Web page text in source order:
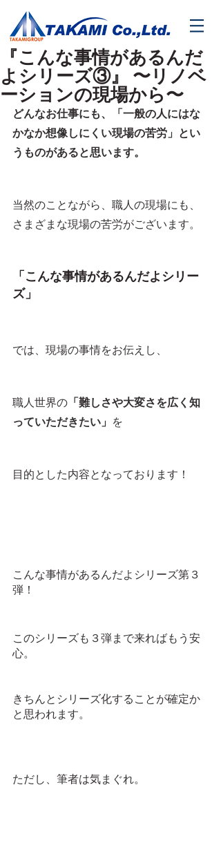
『こんな事情があるんだ
よシリーズ③』 〜リノベ
ーションの現場から〜
どんなお仕事にも、「一般の人にはな
かなか想像しにくい現場の苦労」とい
うものがあると思います。
当然のことながら、職人の現場にも、
さまざまな現場の苦労がございます。
「こんな事情があるんだよシリー
ズ」
では、現場の事情をお伝えし、
職人世界の 「難しさや大変さを広く知
っていただきたい」 を
目的とした内容となっております！
こんな事情があるんだよシリーズ第３
弾！
このシリーズも３弾まで来ればもう安
心。
きちんとシリーズ化することが確定か
と思われます。
ただし、筆者は気まぐれ。